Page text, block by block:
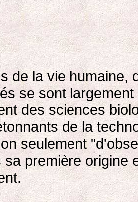
de la vie humaine,
se sont
des sciences
de la
seulement
sa première origine